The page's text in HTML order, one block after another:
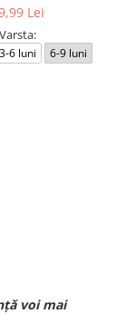
Lei
Varsta:
3-6 luni 6-9 luni
voi mai